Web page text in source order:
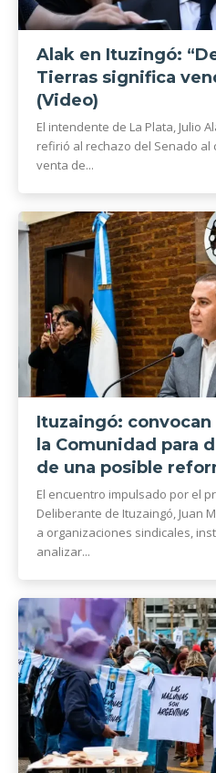
Alak en Ituzingó:
Tierras significa
(Video)
El intendente de La Plata, Julio
refirió al rechazo del Senado
venta de...
Ituzaingó:
la Comunidad para
de una posible
El encuentro impulsado por el
Deliberante de Ituzaingó, Juan
a organizaciones sindicales,
analizar...